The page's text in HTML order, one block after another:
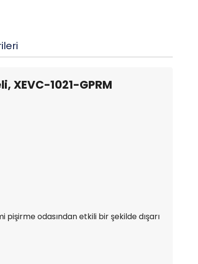
XEVC-1021-GPRM
pişirme odasından etkili bir şekilde dışarı